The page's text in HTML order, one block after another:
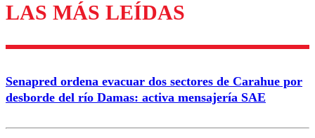
Los comentarios son moderados para garantizar un
diálogo respetuoso.
Correo
LAS MÁS LEÍDAS
Senapred ordena evacuar dos sectores de Carahue por
desborde del río Damas: activa mensajería SAE